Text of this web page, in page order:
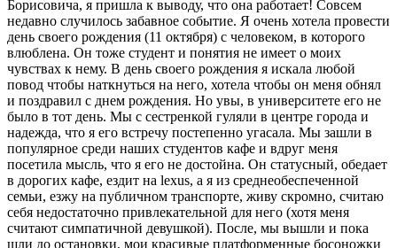
Борисовича, я пришла к выводу, что она работает! Совсем
недавно случилось забавное событие. Я очень хотела провести
день своего рождения (11 октября) с человеком, в которого
влюблена. Он тоже студент и понятия не имеет о моих
чувствах к нему. В день своего рождения я искала любой
повод чтобы наткнуться на него, хотела чтобы он меня обнял
и поздравил с днем рождения. Но увы, в университете его не
было в тот день. Мы с сестренкой гуляли в центре города и
надежда, что я его встречу постепенно угасала. Мы зашли в
популярное среди наших студентов кафе и вдруг меня
посетила мысль, что я его не достойна. Он статусный, обедает
в дорогих кафе, ездит на lexus, а я из среднеобеспеченной
семьи, езжу на публичном транспорте, живу скромно, считаю
себя недостаточно привлекательной для него (хотя меня
считают симпатичной девушкой). После, мы вышли и пока
шли до остановки, мои красивые платформенные босоножки